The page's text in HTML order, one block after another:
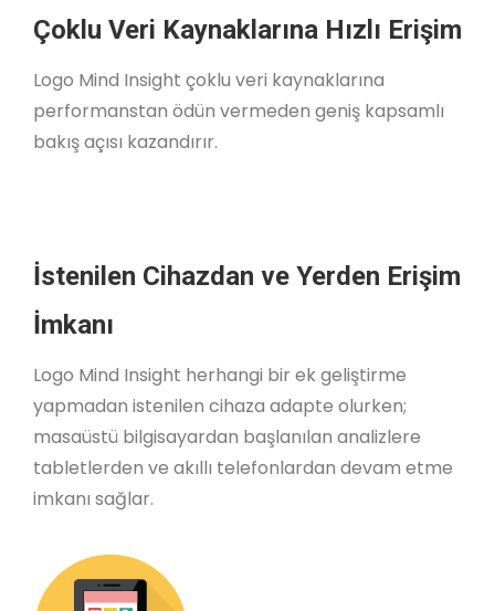
Çoklu Veri Kaynaklarına Hızlı Erişim
Logo Mind Insight çoklu veri kaynaklarına
performanstan ödün vermeden geniş kapsamlı
bakış açısı kazandırır.
İstenilen Cihazdan ve Yerden Erişim
İmkanı
Logo Mind Insight herhangi bir ek geliştirme
yapmadan istenilen cihaza adapte olurken;
masaüstü bilgisayardan başlanılan analizlere
tabletlerden ve akıllı telefonlardan devam etme
imkanı sağlar.